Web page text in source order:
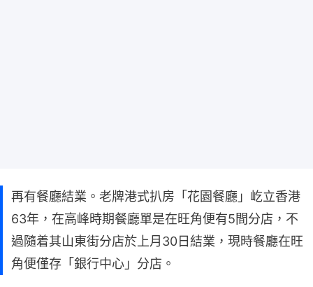
再有餐廳結業。老牌港式扒房「花園餐廳」屹立香港
63年，在高峰時期餐廳單是在旺角便有5間分店，不
過隨着其山東街分店於上月30日結業，現時餐廳在旺
角便僅存「銀行中心」分店。